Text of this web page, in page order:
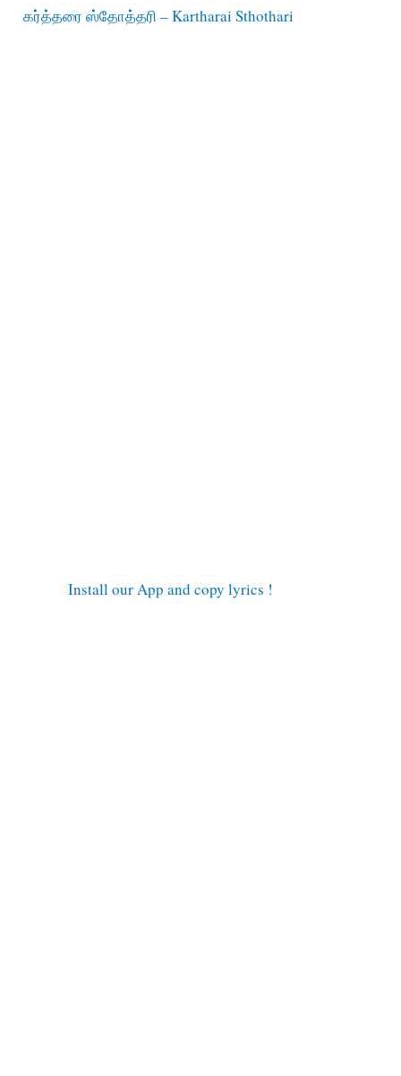
கர்த்தரை ஸ்தோத்தரி – Kartharai Sthothari
Install our App and copy lyrics !